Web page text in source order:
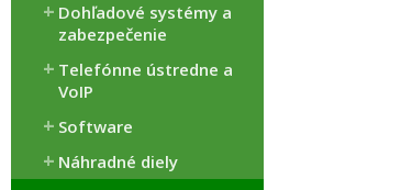
Dohľadové systémy a
zabezpečenie
Telefónne ústredne a
VoIP
Software
Náhradné diely